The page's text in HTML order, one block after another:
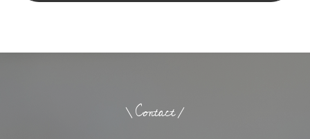
Contact